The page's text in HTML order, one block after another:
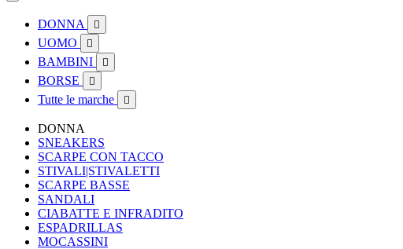
DONNA 
UOMO 
BAMBINI 
BORSE 
Tutte le marche 
DONNA
SNEAKERS
SCARPE CON TACCO
STIVALI|STIVALETTI
SCARPE BASSE
SANDALI
CIABATTE E INFRADITO
ESPADRILLAS
MOCASSINI